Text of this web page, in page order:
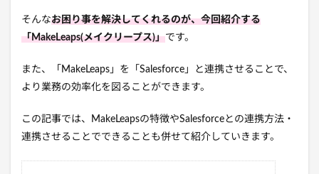
そんなお困り事を解決してくれるのが、今回紹介する
「MakeLeaps(メイクリープス)」です。
また、「MakeLeaps」を「Salesforce」と連携させることで、
より業務の効率化を図ることができます。
この記事では、MakeLeapsの特徴やSalesforceとの連携方法・
連携させることでできることも併せて紹介していきます。